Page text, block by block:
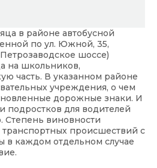
в районе автобусной
по ул. Южной, 35,
шоссе)
на школьников,
часть. В указанном районе
учреждения, о чем
дорожные знаки. И
подростков для водителей
Степень виновности
происшествий с
в каждом отдельном случае